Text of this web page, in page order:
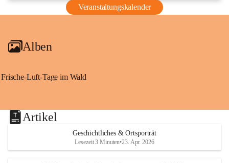
Veranstaltungskalender
Alben
Frische-Luft-Tage im Wald
Artikel
Geschichtliches & Ortsporträt
Lesezeit 3 Minuten•23. Apr. 2026